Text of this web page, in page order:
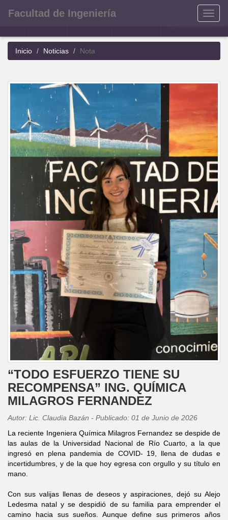
Menu
Facultad de Ingeniería
Inicio Noticias Nota
“TODO ESFUERZO TIENE SU
RECOMPENSA” ING. QUÍMICA
MILAGROS FERNANDEZ
Autor: Lic. Claudia Bazán - Publicado: 01 de Junio de 2026
La reciente Ingeniera Química Milagros Fernandez se despide de
las aulas de la Universidad Nacional de Río Cuarto, a la que
ingresó en plena pandemia de COVID- 19, llena de dudas e
incertidumbres, y de la que hoy egresa con orgullo y su título en
mano.
Con sus valijas llenas de deseos y aspiraciones, dejó su Alejo
Ledesma natal y se despidió de su familia para emprender el
camino hacia sus sueños. Aunque define sus primeros años